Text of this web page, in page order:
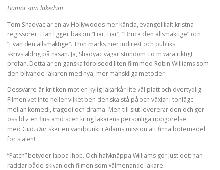
Humor som läkedom
Tom Shadyac är en av Hollywoods mer kända, evangelikalt kristna
regissörer. Han ligger bakom ”Liar, Liar”, ”Bruce den allsmäktige” och
”Evan den allsmäktige”. Tron märks mer indirekt och publiks
skrivs aldrig på näsan. Ja, Shadyac vågar stundom t o m vara riktigt
profan. Detta är en ganska förbisedd liten film med Robin Williams som
den blivande läkaren med nya, mer mänskliga metoder.
Dessvärre är kritiken mot en kylig läkarkår lite väl platt och övertydlig.
Filmen vet inte heller vilket ben den ska stå på och växlar i tonläge
mellan komedi, tragedi och drama. Men till slut levererar den och ger
oss bl a en finstämd scen kring läkarens personliga uppgörelse
med Gud. Där sker en vändpunkt i Adams mission att finna botemedel
för själen!
”Patch” betyder lappa ihop. Och halvknäppa Williams gör just det: han
räddar både skivan och filmen som välmenande läkare i